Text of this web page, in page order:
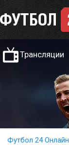
Трансляции
Футбол 24 Онлайн